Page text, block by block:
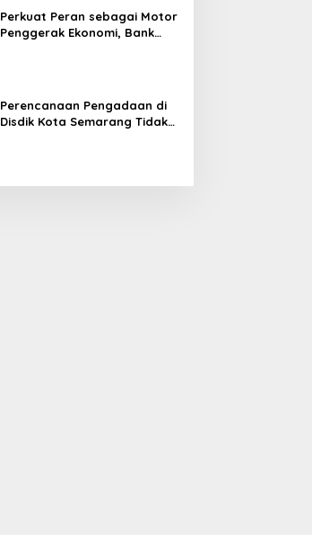
Perkuat Peran sebagai Motor
Penggerak Ekonomi, Bank
Perencanaan Pengadaan di
Disdik Kota Semarang Tidak